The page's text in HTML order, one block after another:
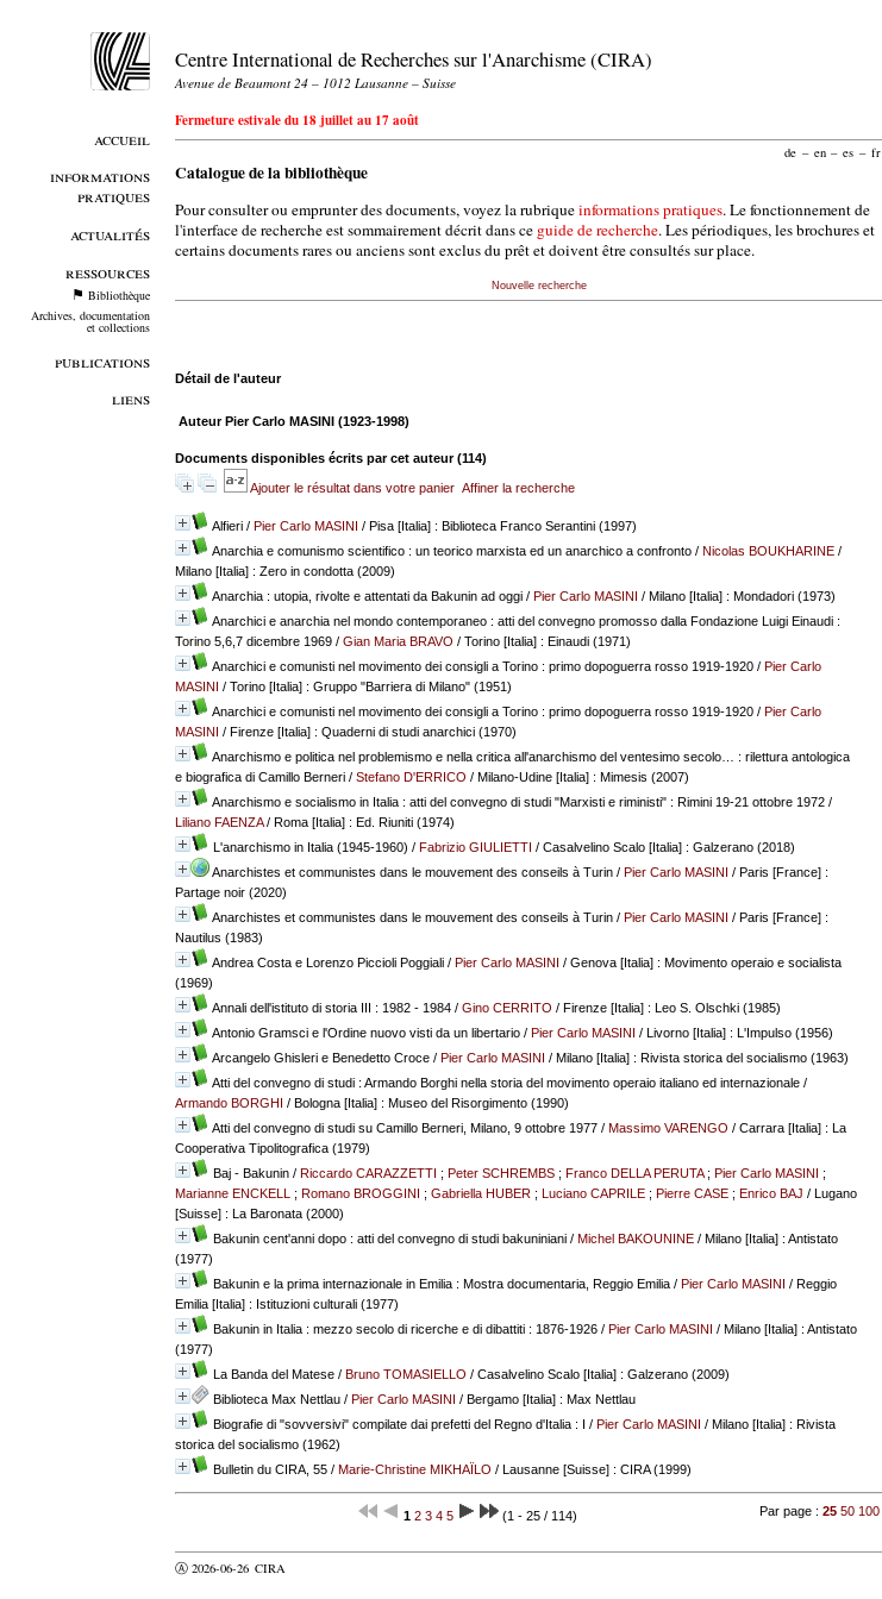
accueil
informations
pratiques
actualités
ressources
Bibliothèque
Archives, documentation
et collections
publications
liens
Centre International de Recherches sur l'Anarchisme (CIRA)
Avenue de Beaumont 24 – 1012 Lausanne – Suisse
Fermeture estivale du 18 juillet au 17 août
de – en – es – fr
Catalogue de la bibliothèque
Pour consulter ou emprunter des documents, voyez la rubriqueinformations pratiques. Le fonctionnement de
l'interface de recherche est sommairement décrit dans ce guide de recherche. Les périodiques, les brochures et
certains documents rares ou anciens sont exclus du prêt et doivent être consultés sur place.
Nouvelle recherche
Détail de l'auteur
Auteur Pier Carlo MASINI (1923-1998)
Documents disponibles écrits par cet auteur (114)
Ajouter le résultat dans votre panier Affiner la recherche
Alfieri/ Pier Carlo MASINI / Pisa [Italia] : Biblioteca Franco Serantini (1997)
Anarchia e comunismo scientifico : un teorico marxista ed un anarchico a confronto/ Nicolas BOUKHARINE/
Milano [Italia] : Zero in condotta (2009)
Anarchia : utopia, rivolte e attentati da Bakunin ad oggi/ Pier Carlo MASINI / Milano [Italia] : Mondadori (1973)
Anarchici e anarchia nel mondo contemporaneo : atti del convegno promosso dalla Fondazione Luigi Einaudi :
Torino 5,6,7 dicembre 1969/ Gian Maria BRAVO / Torino [Italia] : Einaudi (1971)
Anarchici e comunisti nel movimento dei consigli a Torino : primo dopoguerra rosso 1919-1920/ Pier Carlo
MASINI / Torino [Italia] : Gruppo "Barriera di Milano" (1951)
Anarchici e comunisti nel movimento dei consigli a Torino : primo dopoguerra rosso 1919-1920/ Pier Carlo
MASINI / Firenze [Italia] : Quaderni di studi anarchici (1970)
Anarchismo e politica nel problemismo e nella critica all'anarchismo del ventesimo secolo… : rilettura antologica
e biografica di Camillo Berneri/ Stefano D'ERRICO / Milano-Udine [Italia] : Mimesis (2007)
Anarchismo e socialismo in Italia : atti del convegno di studi "Marxisti e riministi" : Rimini 19-21 ottobre 1972/
Liliano FAENZA/ Roma [Italia] : Ed. Riuniti (1974)
L'anarchismo in Italia (1945-1960) / Fabrizio GIULIETTI / Casalvelino Scalo [Italia] : Galzerano (2018)
Anarchistes et communistes dans le mouvement des conseils à Turin/ Pier Carlo MASINI / Paris [France] :
Partage noir (2020)
Anarchistes et communistes dans le mouvement des conseils à Turin/ Pier Carlo MASINI / Paris [France] :
Nautilus (1983)
Andrea Costa e Lorenzo Piccioli Poggiali/ Pier Carlo MASINI / Genova [Italia] : Movimento operaio e socialista
(1969)
Annali dell'istituto di storia III : 1982 - 1984/ Gino CERRITO / Firenze [Italia] : Leo S. Olschki (1985)
Antonio Gramsci e l'Ordine nuovo visti da un libertario/ Pier Carlo MASINI / Livorno [Italia] : L'Impulso (1956)
Arcangelo Ghisleri e Benedetto Croce/ Pier Carlo MASINI / Milano [Italia] : Rivista storica del socialismo (1963)
Atti del convegno di studi : Armando Borghi nella storia del movimento operaio italiano ed internazionale/
Armando BORGHI / Bologna [Italia] : Museo del Risorgimento (1990)
Atti del convegno di studi su Camillo Berneri, Milano, 9 ottobre 1977/ Massimo VARENGO / Carrara [Italia] : La
Cooperativa Tipolitografica (1979)
Baj - Bakunin/ Riccardo CARAZZETTI ; Peter SCHREMBS; Franco DELLA PERUTA; Pier Carlo MASINI ;
Marianne ENCKELL
; Romano BROGGINI ; Gabriella HUBER; Luciano CAPRILE; Pierre CASE; Enrico BAJ / Lugano
[Suisse] : La Baronata (2000)
Bakunin cent'anni dopo : atti del convegno di studi bakuniniani/ Michel BAKOUNINE/ Milano [Italia] : Antistato
(1977)
Bakunin e la prima internazionale in Emilia : Mostra documentaria, Reggio Emilia/ Pier Carlo MASINI / Reggio
Emilia [Italia] : Istituzioni culturali (1977)
Bakunin in Italia : mezzo secolo di ricerche e di dibattiti : 1876-1926/ Pier Carlo MASINI / Milano [Italia] : Antistato
(1977)
La Banda del Matese/ Bruno TOMASIELLO / Casalvelino Scalo [Italia] : Galzerano (2009)
Biblioteca Max Nettlau/ Pier Carlo MASINI / Bergamo [Italia] : Max Nettlau
Biografie di "sovversivi" compilate dai prefetti del Regno d'Italia : I / Pier Carlo MASINI / Milano [Italia] : Rivista
storica del socialismo (1962)
Bulletin du CIRA, 55/ Marie-Christine MIKHAÏLO / Lausanne [Suisse] : CIRA (1999)
1 2 3 4 5 (1 - 25 / 114) Par page :25 50 100
Ⓐ 2026-06-26 CIRA